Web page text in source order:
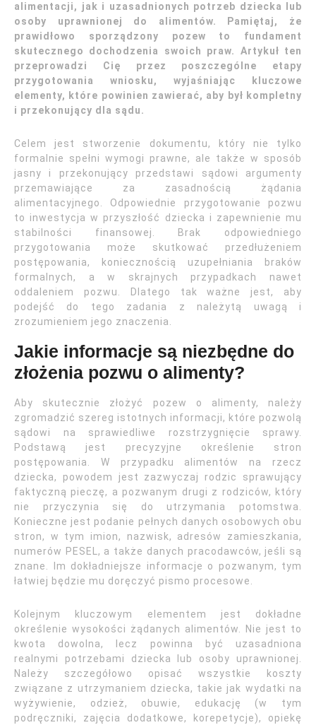
alimentacji, jak i uzasadnionych potrzeb dziecka lub
osoby uprawnionej do alimentów. Pamiętaj, że
prawidłowo sporządzony pozew to fundament
skutecznego dochodzenia swoich praw. Artykuł ten
przeprowadzi Cię przez poszczególne etapy
przygotowania wniosku, wyjaśniając kluczowe
elementy, które powinien zawierać, aby był kompletny
i przekonujący dla sądu.
Celem jest stworzenie dokumentu, który nie tylko
formalnie spełni wymogi prawne, ale także w sposób
jasny i przekonujący przedstawi sądowi argumenty
przemawiające za zasadnością żądania
alimentacyjnego. Odpowiednie przygotowanie pozwu
to inwestycja w przyszłość dziecka i zapewnienie mu
stabilności finansowej. Brak odpowiedniego
przygotowania może skutkować przedłużeniem
postępowania, koniecznością uzupełniania braków
formalnych, a w skrajnych przypadkach nawet
oddaleniem pozwu. Dlatego tak ważne jest, aby
podejść do tego zadania z należytą uwagą i
zrozumieniem jego znaczenia.
Jakie informacje są niezbędne do
złożenia pozwu o alimenty?
Aby skutecznie złożyć pozew o alimenty, należy
zgromadzić szereg istotnych informacji, które pozwolą
sądowi na sprawiedliwe rozstrzygnięcie sprawy.
Podstawą jest precyzyjne określenie stron
postępowania. W przypadku alimentów na rzecz
dziecka, powodem jest zazwyczaj rodzic sprawujący
faktyczną pieczę, a pozwanym drugi z rodziców, który
nie przyczynia się do utrzymania potomstwa.
Konieczne jest podanie pełnych danych osobowych obu
stron, w tym imion, nazwisk, adresów zamieszkania,
numerów PESEL, a także danych pracodawców, jeśli są
znane. Im dokładniejsze informacje o pozwanym, tym
łatwiej będzie mu doręczyć pismo procesowe.
Kolejnym kluczowym elementem jest dokładne
określenie wysokości żądanych alimentów. Nie jest to
kwota dowolna, lecz powinna być uzasadniona
realnymi potrzebami dziecka lub osoby uprawnionej.
Należy szczegółowo opisać wszystkie koszty
związane z utrzymaniem dziecka, takie jak wydatki na
wyżywienie, odzież, obuwie, edukację (w tym
podręczniki, zajęcia dodatkowe, korepetycje), opiekę